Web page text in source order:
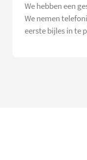
We hebben een
We nemen
eerste bijles in te